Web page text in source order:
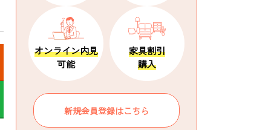
オンライン内見
可能
家具割引
購入
新規会員登録はこちら